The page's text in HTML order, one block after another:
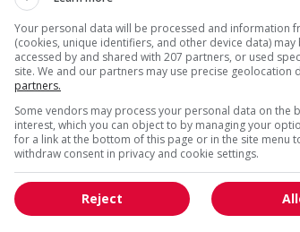
d'emploi hautement qualifiés avec des
des solutions de placement contractuel,
et de la comptabilité, des technologies, du
à la clientèle.
pour réussir. Nous vous donnons accès aux
des avantages sociaux compétitifs, ainsi qu'à des
de toutes les opportunités, peu importe où
l'application Robert Half et postulez en un seul
des emplois proposés par l'IA, et plus encore.
Your personal data will be processed and information
(cookies, unique identifiers, and other device data) may
accessed by and shared with 207 partners, or used
site. We and our partners may use precise geolocation
partners.
Some vendors may process your personal data on the
interest, which you can object to by managing your
for a link at the bottom of this page or in the site menu
withdraw consent in privacy and cookie settings.
Reject